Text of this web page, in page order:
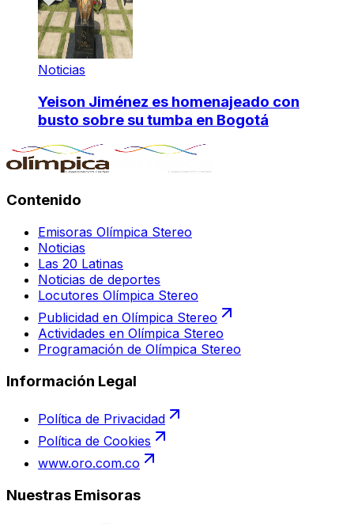
Noticias
Yeison Jiménez es homenajeado con
busto sobre su tumba en Bogotá
Contenido
Emisoras Olímpica Stereo
Noticias
Las 20 Latinas
Noticias de deportes
Locutores Olímpica Stereo
Publicidad en Olímpica Stereo
Actividades en Olímpica Stereo
Programación de Olímpica Stereo
Información Legal
Política de Privacidad
Política de Cookies
www.oro.com.co
Nuestras Emisoras